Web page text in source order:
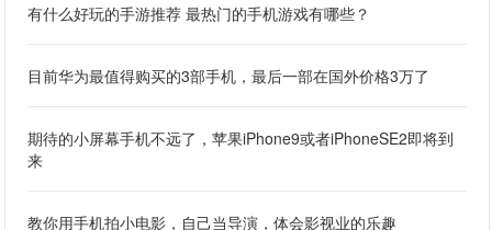
有什么好玩的手游推荐 最热门的手机游戏有哪些？
目前华为最值得购买的3部手机，最后一部在国外价格3万了
期待的小屏幕手机不远了，苹果iPhone9或者iPhoneSE2即将到
来
教你用手机拍小电影，自己当导演，体会影视业的乐趣